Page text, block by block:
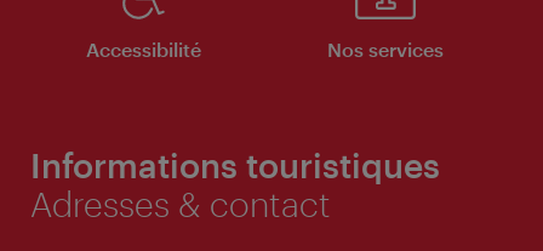
Accessibilité Nos services
Informations touristiques
Adresses & contact